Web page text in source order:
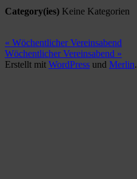
Category(ies) Keine Kategorien
Beitragsnavigation
« Wöchentlicher Vereinsabend
Wöchentlicher Vereinsabend »
Erstellt mit WordPress und Merlin.